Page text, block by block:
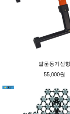
발운동기신형
55,000원